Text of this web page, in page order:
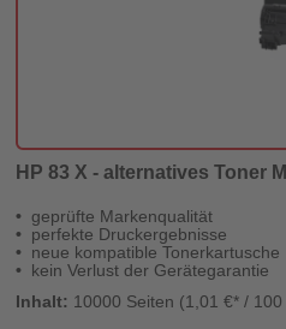
HP 83 X - alternatives Toner
geprüfte Markenqualität
perfekte Druckergebnisse
neue kompatible Tonerkartusche
kein Verlust der Gerätegarantie
Inhalt: 10000 Seiten (1,01 €* / 100